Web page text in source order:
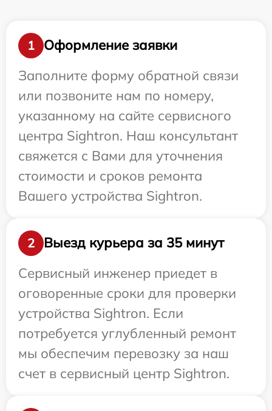
1
Оформление заявки
Заполните форму обратной связи
или позвоните нам по номеру,
указанному на сайте сервисного
центра Sightron. Наш консультант
свяжется с Вами для уточнения
стоимости и сроков ремонта
Вашего устройства Sightron.
2
Выезд курьера за 35 минут
Сервисный инженер приедет в
оговоренные сроки для проверки
устройства Sightron. Если
потребуется углубленный ремонт
мы обеспечим перевозку за наш
счет в сервисный центр Sightron.